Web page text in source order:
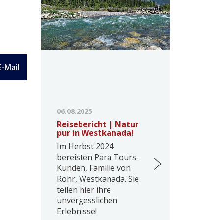
Mail
06.08.2025
Reisebericht | Natur
pur in Westkanada!
Im Herbst 2024
bereisten Para Tours-
Kunden, Familie von
Rohr, Westkanada. Sie
teilen hier ihre
unvergesslichen
Erlebnisse!